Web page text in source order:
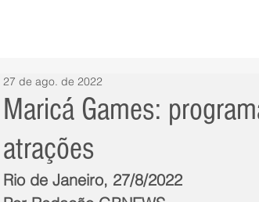
Maricá Games:
atrações
27 de ago. de 2022
Rio de Janeiro, 27/8/2022